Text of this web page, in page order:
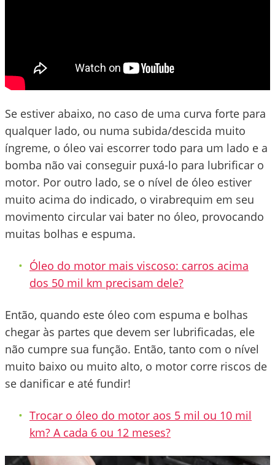
Se estiver abaixo, no caso de uma curva forte para
qualquer lado, ou numa subida/descida muito
íngreme, o óleo vai escorrer todo para um lado e a
bomba não vai conseguir puxá-lo para lubrificar o
motor. Por outro lado, se o nível de óleo estiver
muito acima do indicado, o virabrequim em seu
movimento circular vai bater no óleo, provocando
muitas bolhas e espuma.
Óleo do motor mais viscoso: carros acima
dos 50 mil km precisam dele?
Então, quando este óleo com espuma e bolhas
chegar às partes que devem ser lubrificadas, ele
não cumpre sua função. Então, tanto com o nível
muito baixo ou muito alto, o motor corre riscos de
se danificar e até fundir!
Trocar o óleo do motor aos 5 mil ou 10 mil
km? A cada 6 ou 12 meses?